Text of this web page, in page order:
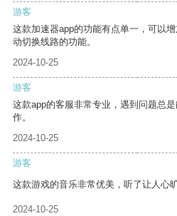
游客
这款加速器app的功能有点单一，可以
动切换线路的功能。
2024-10-25
游客
这款app的客服非常专业，遇到问题总
作。
2024-10-25
游客
这款游戏的音乐非常优美，听了让人心旷
2024-10-25